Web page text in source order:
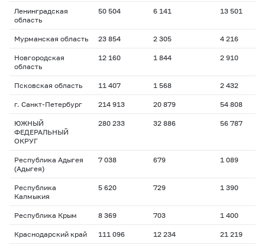
Ленинградская
область
50 504 6 141 13 501
Мурманская область 23 854 2 305 4 216
Новгородская
область
12 160 1 844 2 910
Псковская область 11 407 1 568 2 432
г. Санкт-Петербург 214 913 20 879 54 808
ЮЖНЫЙ
ФЕДЕРАЛЬНЫЙ
ОКРУГ
280 233 32 886 56 787
Республика Адыгея
(Адыгея)
7 038 679 1 089
Республика
Калмыкия
5 620 729 1 390
Республика Крым 8 369 703 1 400
Краснодарский край 111 096 12 234 21 219